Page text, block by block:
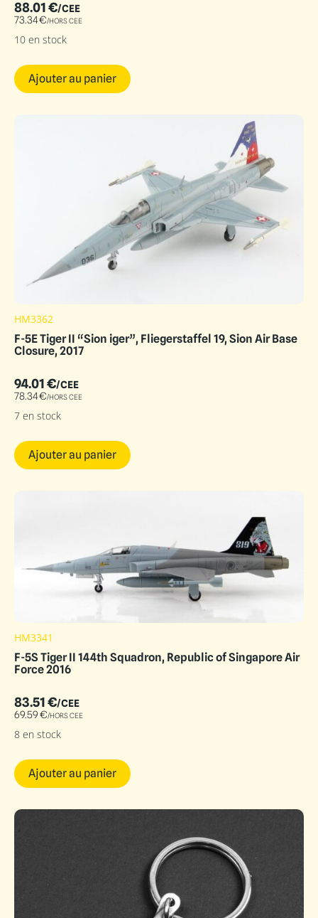
88.01€/CEE
73.34€/HORS CEE
10 en stock
Ajouter au panier
HM3362
F-5E Tiger II “Sion iger”, Fliegerstaffel 19, Sion Air Base
Closure, 2017
94.01€/CEE
78.34€/HORS CEE
7 en stock
Ajouter au panier
HM3341
F-5S Tiger II 144th Squadron, Republic of Singapore Air
Force 2016
83.51€/CEE
69.59€/HORS CEE
8 en stock
Ajouter au panier